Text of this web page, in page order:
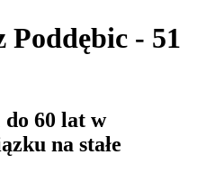
- 51
60 lat w
na stałe